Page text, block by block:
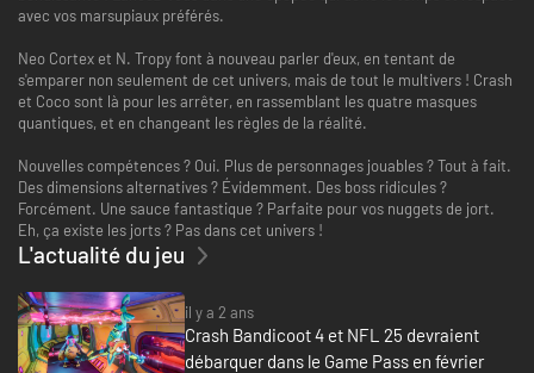
avec vos marsupiaux préférés.
Neo Cortex et N. Tropy font à nouveau parler d'eux, en tentant de
s'emparer non seulement de cet univers, mais de tout le multivers ! Crash
et Coco sont là pour les arrêter, en rassemblant les quatre masques
quantiques, et en changeant les règles de la réalité.
Nouvelles compétences ? Oui. Plus de personnages jouables ? Tout à fait.
Des dimensions alternatives ? Évidemment. Des boss ridicules ?
Forcément. Une sauce fantastique ? Parfaite pour vos nuggets de jort.
Eh, ça existe les jorts ? Pas dans cet univers !
L'actualité du jeu
il y a 2 ans
Crash Bandicoot 4 et NFL 25 devraient
débarquer dans le Game Pass en février